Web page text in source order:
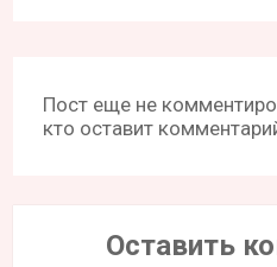
Пост еще не
кто оставит
Оставить